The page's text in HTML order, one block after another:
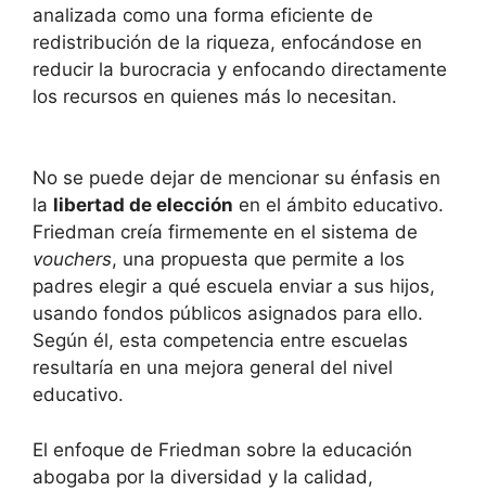
analizada como una forma eficiente de
redistribución de la riqueza, enfocándose en
reducir la burocracia y enfocando directamente
los recursos en quienes más lo necesitan.
No se puede dejar de mencionar su énfasis en
la libertad de elección en el ámbito educativo.
Friedman creía firmemente en el sistema de
vouchers, una propuesta que permite a los
padres elegir a qué escuela enviar a sus hijos,
usando fondos públicos asignados para ello.
Según él, esta competencia entre escuelas
resultaría en una mejora general del nivel
educativo.
El enfoque de Friedman sobre la educación
abogaba por la diversidad y la calidad,